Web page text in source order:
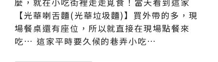
【光華喇舌麵(光華垃圾麵)】買外帶的多，現
場餐桌還有座位，所以就直接在現場點餐來
吃… 這家平時要久候的巷弄小吃…